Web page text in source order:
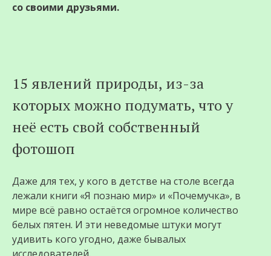
со своими друзьями.
15 явлений природы, из-за
которых можно подумать, что у
неё есть свой собственный
фотошоп
Даже для тех, у кого в детстве на столе всегда
лежали книги «Я познаю мир» и «Почемучка», в
мире всё равно остаётся огромное количество
белых пятен. И эти неведомые штуки могут
удивить кого угодно, даже бывалых